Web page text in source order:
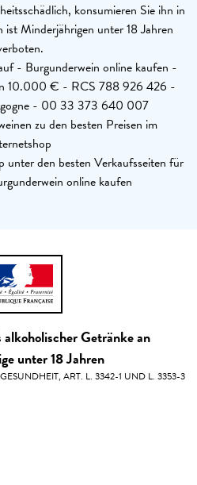
konsumieren Sie ihn in
Minderjährigen unter 18 Jahren
- Burgunderwein online kaufen -
10.000 € - RCS 788 926 426 -
- 00 33 373 640 007
zu den besten Preisen im
unter den besten Verkaufsseiten für
online kaufen
Getränke an
unter 18 Jahren
ART. L. 3342-1 UND L. 3353-3